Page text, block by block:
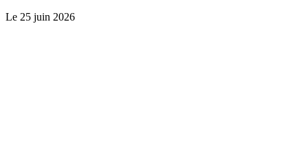
Le 25 juin 2026